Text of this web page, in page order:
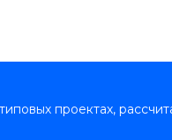
проектах,